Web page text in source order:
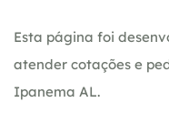
Esta página foi
atender cotações e
Ipanema AL.